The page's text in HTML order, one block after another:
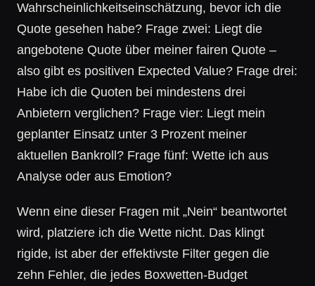
Wahrscheinlichkeitseinschätzung, bevor ich die
Quote gesehen habe? Frage zwei: Liegt die
angebotene Quote über meiner fairen Quote –
also gibt es positiven Expected Value? Frage drei:
Habe ich die Quoten bei mindestens drei
Anbietern verglichen? Frage vier: Liegt mein
geplanter Einsatz unter 3 Prozent meiner
aktuellen Bankroll? Frage fünf: Wette ich aus
Analyse oder aus Emotion?
Wenn eine dieser Fragen mit „Nein“ beantwortet
wird, platziere ich die Wette nicht. Das klingt
rigide, ist aber der effektivste Filter gegen die
zehn Fehler, die jedes Boxwetten-Budget